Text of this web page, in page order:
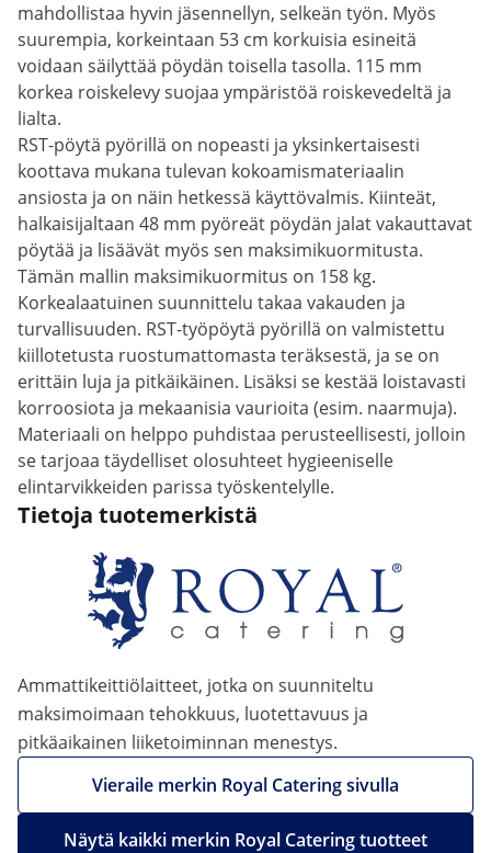
mahdollistaa hyvin jäsennellyn, selkeän työn. Myös
suurempia, korkeintaan 53 cm korkuisia esineitä
voidaan säilyttää pöydän toisella tasolla. 115 mm
korkea roiskelevy suojaa ympäristöä roiskevedeltä ja
lialta.
RST-pöytä pyörillä on nopeasti ja yksinkertaisesti
koottava mukana tulevan kokoamismateriaalin
ansiosta ja on näin hetkessä käyttövalmis. Kiinteät,
halkaisijaltaan 48 mm pyöreät pöydän jalat vakauttavat
pöytää ja lisäävät myös sen maksimikuormitusta.
Tämän mallin maksimikuormitus on 158 kg.
Korkealaatuinen suunnittelu takaa vakauden ja
turvallisuuden. RST-työpöytä pyörillä on valmistettu
kiillotetusta ruostumattomasta teräksestä, ja se on
erittäin luja ja pitkäikäinen. Lisäksi se kestää loistavasti
korroosiota ja mekaanisia vaurioita (esim. naarmuja).
Materiaali on helppo puhdistaa perusteellisesti, jolloin
se tarjoaa täydelliset olosuhteet hygieeniselle
elintarvikkeiden parissa työskentelylle.
Tietoja tuotemerkistä
Ammattikeittiölaitteet, jotka on suunniteltu
maksimoimaan tehokkuus, luotettavuus ja
pitkäaikainen liiketoiminnan menestys.
Vieraile merkin Royal Catering sivulla
Näytä kaikki merkin Royal Catering tuotteet